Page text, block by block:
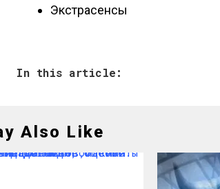
Экстрасенсы
In this article:
Also Like